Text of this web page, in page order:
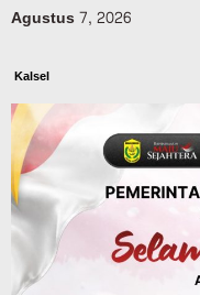
Agustus 7, 2026
Kalsel
Operasi Sikat
Kalsel
Beberapa Tuak
Agustus 7, 2026
Advertorial Pemkab Balangan